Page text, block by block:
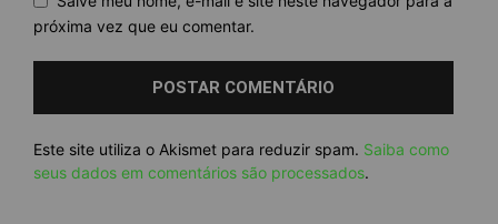
próxima vez que eu comentar.
Este site utiliza o Akismet para reduzir spam. Saiba como
seus dados em comentários são processados.